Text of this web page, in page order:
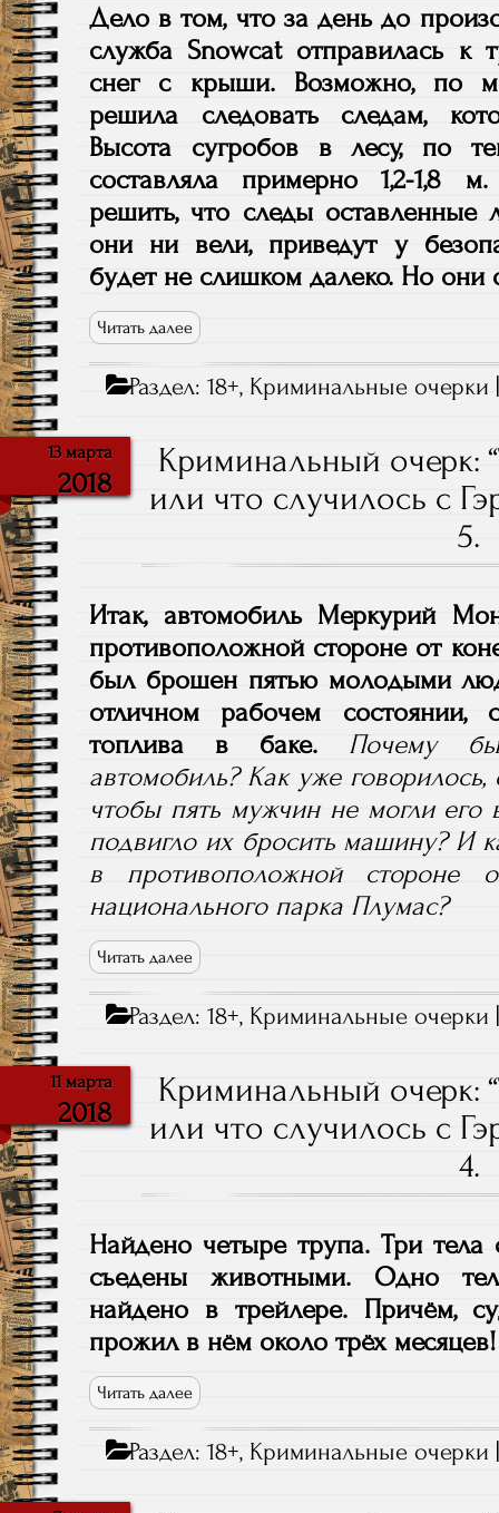
Дело в том, что за день до
служба Snowcat отправилась к
снег с крыши. Возможно, по
решила следовать следам,
Высота сугробов в лесу, по
составляла примерно 1,2-1,8
решить, что следы оставленные
они ни вели, приведут у
будет не слишком далеко. Но они
Читать далее
Раздел:18+, Криминальные очерки
13 марта
2018
Криминальный очерк:
или что случилось с
5.
Итак, автомобиль Меркурий
противоположной стороне от
был брошен пятью молодыми
отличном рабочем состоянии,
топлива в баке. Почему
автомобиль? Как уже говорилось,
чтобы пять мужчин не могли его
подвигло их бросить машину? И
в противоположной стороне
национального парка Плумас?
Читать далее
Раздел:18+, Криминальные очерки
11 марта
2018
Криминальный очерк:
или что случилось с
4.
Найдено четыре трупа. Три
съедены животными. Одно
найдено в трейлере. Причём,
прожил в нём около трёх месяцев!
Читать далее
Раздел:18+, Криминальные очерки